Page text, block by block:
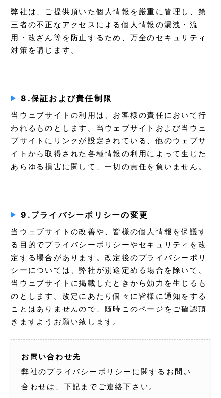
弊社は、ご提供頂いた個人情報を厳重に管理し、第
三者の不正なアクセスによる個人情報の漏洩・流
用・改ざん等を防止するため、万全のセキュリティ
対策を講じます。
8.保証および責任制限
当ウェブサイトの利用は、お客様の責任において行
われるものとします。当ウェブサイトおよび当ウェ
ブサイトにリンクが設定されている、他のウェブサ
イトから取得された各種情報の利用によって生じた
あらゆる損害に関して、一切の責任を負いません。
9.プライバシーポリシーの変更
当ウェブサイトの改善や、皆様の個人情報を保護す
る目的でプライバシーポリシーやセキュリティを改
定する場合があります。改定後のプライバシーポリ
シーについては、弊社が別途定める場合を除いて、
当ウェブサイトに掲載したときから効力を生じるも
のとします。改定にあたり個々に皆様に通知をする
ことはありませんので、随時このページをご確認頂
きますようお願い致します。
お問い合わせ先
弊社のプライバシーポリシーに関するお問い
合わせは、下記までご連絡下さい。